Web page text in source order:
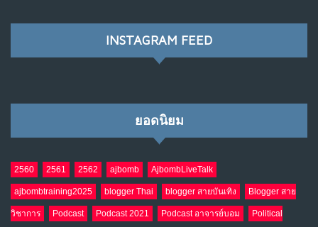
NO COMMENTS
เมื่อโลกออนไลน์ กลายเป็น“ศาลเตี้ย”
9
NO COMMENTS
10 อินโดนีเซีย กับเกมอำนาจที่มองไม่เห็น
เม.ย. 19, 2026
INSTAGRAM FEED
ยอดนิยม
2560 2561 2562 ajbomb AjbombLiveTalk
ajbombtraining2025 blogger Thai blogger สายบันเทิง Blogger สาย
วิชาการ Podcast Podcast 2021 Podcast อาจารย์บอม Political